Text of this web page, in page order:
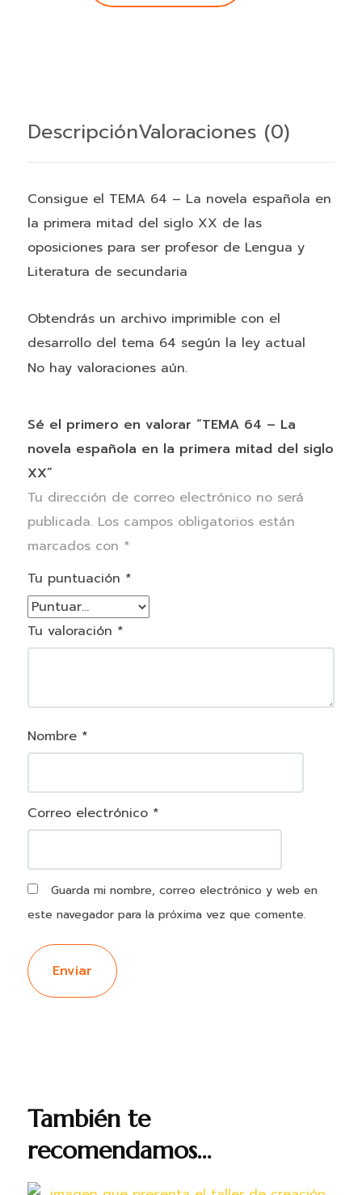
la
primera
del
siglo
XX
cantidad
DescripciónValoraciones (0)
Consigue el TEMA 64 – La novela española en
la primera mitad del siglo XX de las
oposiciones para ser profesor de Lengua y
Literatura de secundaria
Obtendrás un archivo imprimible con el
desarrollo del tema 64 según la ley actual
No hay valoraciones aún.
Sé el primero en valorar “TEMA 64 – La
novela española en la primera mitad del siglo
XX”
Tu dirección de correo electrónico no será
publicada. Los campos obligatorios están
marcados con *
Tu puntuación *
Tu valoración *
Nombre *
Correo electrónico *
Guarda mi nombre, correo electrónico y web en
este navegador para la próxima vez que comente.
También te
recomendamos…